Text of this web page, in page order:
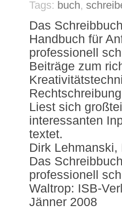
Tags: buch,
Das
Handbuch für
professionell
Beiträge zum
Liest sich
interessanten
textet.
Dirk
Das
professionell
Waltrop: ISB-
Jänner 2008